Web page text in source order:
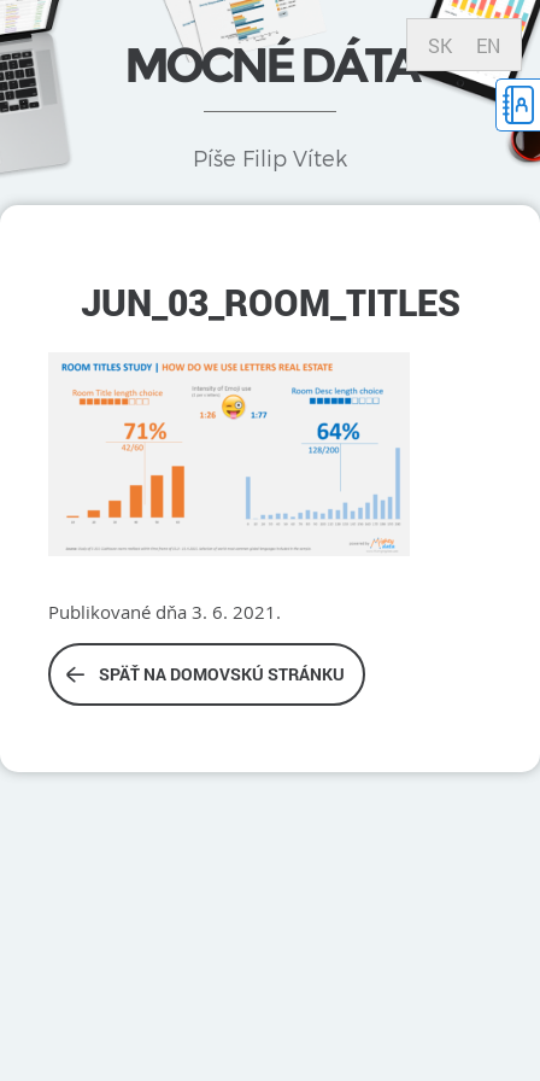
MOCNÉ DÁTA
Píše Filip Vítek
SK EN
JUN_03_ROOM_TITLES
Publikované dňa 3. 6. 2021.
SPÄŤ NA DOMOVSKÚ STRÁNKU